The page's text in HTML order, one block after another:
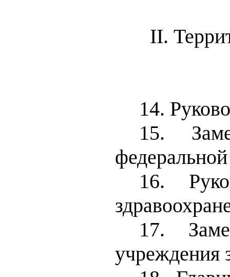
II.
14.
15.
16.
17.
учреждения